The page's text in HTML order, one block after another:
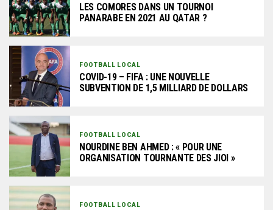
LES COMORES DANS UN TOURNOI
PANARABE EN 2021 AU QATAR ?
FOOTBALL LOCAL
COVID-19 – FIFA : UNE NOUVELLE
SUBVENTION DE 1,5 MILLIARD DE DOLLARS
FOOTBALL LOCAL
NOURDINE BEN AHMED : « POUR UNE
ORGANISATION TOURNANTE DES JIOI »
FOOTBALL LOCAL